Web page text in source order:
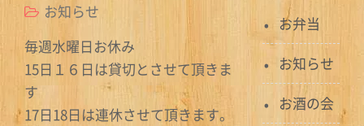
お知らせ
毎週水曜日お休み
15日１６日は貸切とさせて頂きま
す
17日18日は連休させて頂きます。
お弁当
お知らせ
お酒の会